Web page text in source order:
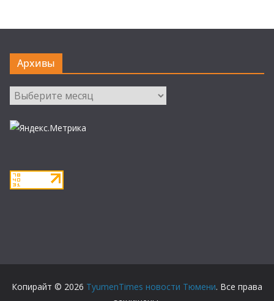
Архивы
Архивы
Копирайт © 2026 TyumenTimes новости Тюмени. Все права